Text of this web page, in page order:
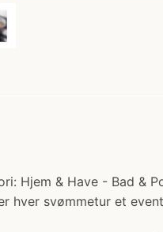
Hjem & Have - Bad &
hver svømmetur et